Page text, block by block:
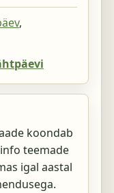
,
koondab
teemade
igal aastal